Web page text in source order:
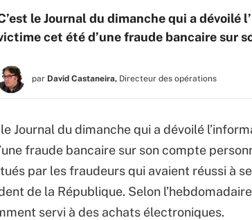
le Journal du dimanche qui a
cet été d’une fraude bancaire sur
par David Castaneira, Directeur des opérations
le Journal du dimanche qui a dévoilé
fraude bancaire sur son compte
par les fraudeurs qui avaient réussi à
de la République. Selon
servi à des achats électroniques.